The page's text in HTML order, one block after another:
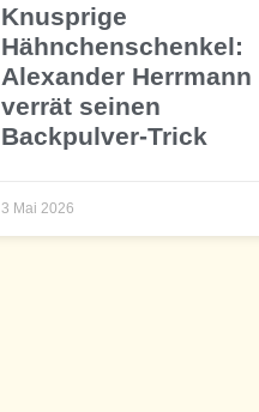
Knusprige
Hähnchenschenkel:
Alexander Herrmann
verrät seinen
Backpulver-Trick
3 Mai 2026